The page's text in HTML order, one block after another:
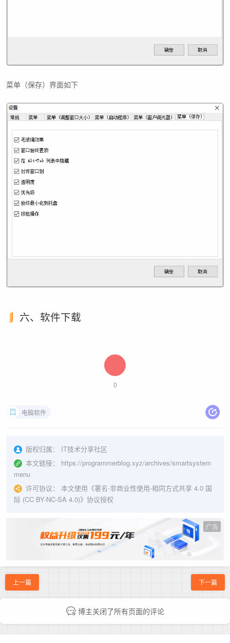
菜单（保存）界面如下
六、软件下载
0
电脑软件
版权归属：
IT技术分享社区
本文链接：
https://programmerblog.xyz/archives/smartsystem
menu
许可协议：
本文使用《署名-非商业性使用-相同方式共享 4.0 国
际 (CC BY-NC-SA 4.0)》协议授权
广告
上一篇 下一篇
博主关闭了所有页面的评论